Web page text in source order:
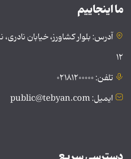
ما اینجاییم
آدرس: بلوار کشاورز، خیابان
۱۲
تلفن: ۰۲۱۸۱۲۰۰۰۰۰
ایمیل: public@tebyan.com